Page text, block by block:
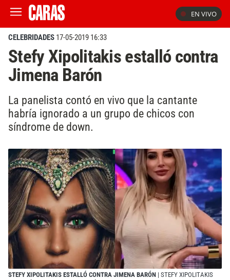
EN VIVO
CELEBRIDADES 17-05-2019 16:33
Stefy Xipolitakis estalló contra
Jimena Barón
La panelista contó en vivo que la cantante
habría ignorado a un grupo de chicos con
síndrome de down.
STEFY XIPOLITAKIS ESTALLÓ CONTRA JIMENA BARÓN | STEFY XIPOLITAKIS